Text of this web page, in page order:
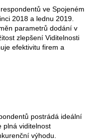
ve Spojeném
2018 a lednu 2019.
parametrů dodání v
zlepšení Viditelnosti
efektivitu firem a
postrádá ideální
plná viditelnost
výhodu.